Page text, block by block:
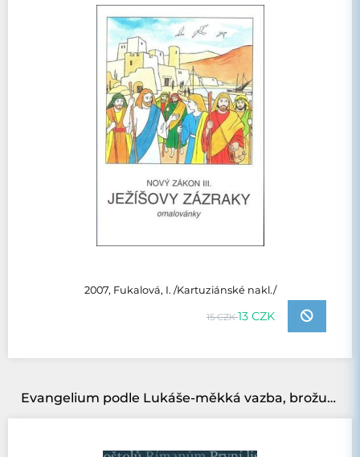
2007, Fukalová, I. /Kartuziánské nakl./
15 CZK13 CZK
Evangelium podle Lukáše-měkká vazba, brožurka